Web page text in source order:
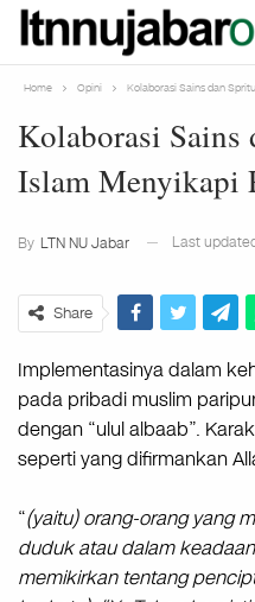
Home Opini Kolaborasi Sains dan
Kolaborasi Sains
Islam Menyikapi
By LTN NU Jabar Last
Share
Implementasinya dalam
pada pribadi muslim
dengan “ulul albaab”.
seperti yang difirmankan
“(yaitu) orang-orang yang
duduk atau dalam
memikirkan tentang